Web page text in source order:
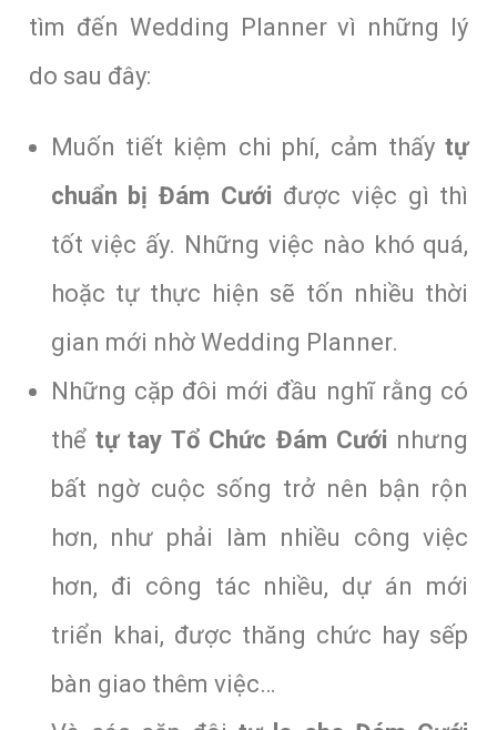
tìm đến Wedding Planner vì những lý
do sau đây:
Muốn tiết kiệm chi phí, cảm thấytự
chuẩn bị Đám Cưới được việc gì thì
tốt việc ấy. Những việc nào khó quá,
hoặc tự thực hiện sẽ tốn nhiều thời
gian mới nhờ Wedding Planner.
Những cặp đôi mới đầu nghĩ rằng có
thểtự tay Tổ Chức Đám Cưới nhưng
bất ngờ cuộc sống trở nên bận rộn
hơn, như phải làm nhiều công việc
hơn, đi công tác nhiều, dự án mới
triển khai, được thăng chức hay sếp
bàn giao thêm việc…